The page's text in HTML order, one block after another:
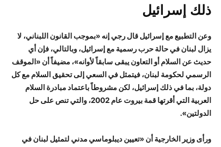
ذلك إسرائيل
وعن التطبيع مع إسرائيل قال رجي إنه «بموجب القانون اللبناني، لا
يزال لبنان في حالة حرب رسمية مع إسرائيل، وبالتالي، فإن أي
حديث عن السلام أو التعاون يبقى سابقاً لأوانه»، مضيفاً أن «الموقف
الرسمي لحكومة لبنان، فيتمثل في السعي إلى تحقيق السلام مع كل
دولة، بما في ذلك إسرائيل، لكن مشروطاً باعتماد مبادرة السلام
العربية التي أقرتها قمة بيروت عام 2002، والتي تنص على حل
الدولتين».
ورأى وزير الخارجية أن «تعيين ديبلوماسي مدني لتمثيل لبنان في